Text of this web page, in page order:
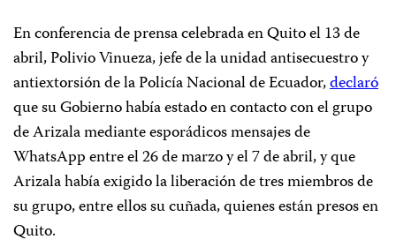
En conferencia de prensa celebrada en Quito el 13 de
abril,Polivio Vinueza, jefe de la unidad antisecuestro y
antiextorsión de la Policía Nacional de Ecuador,declaró
que su Gobierno había estado en contacto con el grupo
de Arizala mediante esporádicos mensajes de
WhatsApp entre el 26 de marzo y el 7 de abril, y que
Arizala había exigido la liberación de tres miembros de
su grupo, entre ellos su cuñada, quienes están presos en
Quito.